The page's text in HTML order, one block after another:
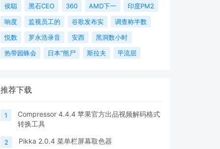
侯聪
黑石CEO 360 AMD下一
印度PM2
响度
监视员工的 谷歌发布实
调查称半数
悦数
罗永浩录音 安西
黑洞数小时
热带园蛛会
日本“熊尸 斯拉夫 平流层
推荐下载
1
Compressor 4.4.4 苹果官方出品视频解码格式
转换工具
2 Pikka 2.0.4 菜单栏屏幕取色器